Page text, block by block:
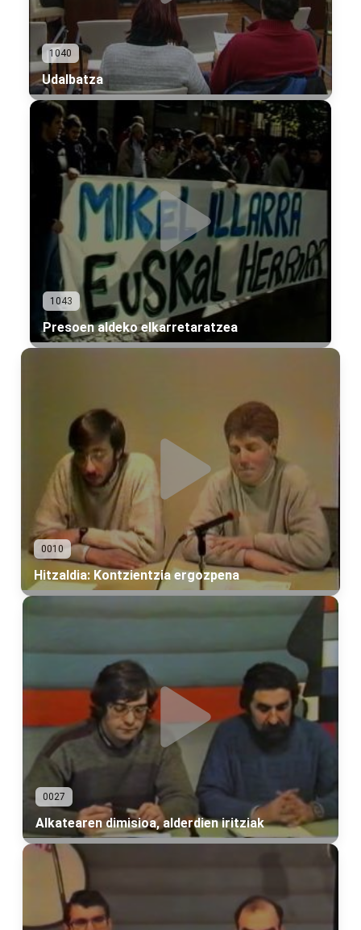
1040
Udalbatza
1043
Presoen aldeko elkarretaratzea
0010
Hitzaldia: Kontzientzia ergozpena
0027
Alkatearen dimisioa, alderdien iritziak